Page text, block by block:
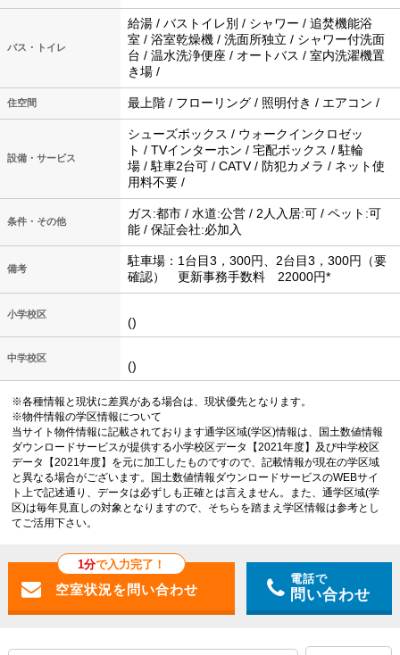
バス・トイレ
給湯 / バストイレ別 / シャワー / 追焚機能浴
室 / 浴室乾燥機 / 洗面所独立 / シャワー付洗面
台 / 温水洗浄便座 / オートバス / 室内洗濯機置
き場 /
住空間 最上階 / フローリング / 照明付き / エアコン /
設備・サービス
シューズボックス / ウォークインクロゼッ
ト / TVインターホン / 宅配ボックス / 駐輪
場 / 駐車2台可 / CATV / 防犯カメラ / ネット使
用料不要 /
条件・その他
ガス:都市 / 水道:公営 / 2人入居:可 / ペット:可
能 / 保証会社:必加入
備考
駐車場：1台目3，300円、2台目3，300円（要
確認） 更新事務手数料 22000円*
小学校区
()
中学校区
()
※各種情報と現状に差異がある場合は、現状優先となります。
※物件情報の学区情報について
当サイト物件情報に記載されております通学区域(学区)情報は、国土数値情報
ダウンロードサービスが提供する小学校区データ【2021年度】及び中学校区
データ【2021年度】を元に加工したものですので、記載情報が現在の学区域
と異なる場合がございます。国土数値情報ダウンロードサービスのWEBサイ
ト上で記述通り、データは必ずしも正確とは言えません。また、通学区域(学
区)は毎年見直しの対象となりますので、そちらを踏まえ学区情報は参考とし
てご活用下さい。
1分で入力完了！
電話で
問い合わせ